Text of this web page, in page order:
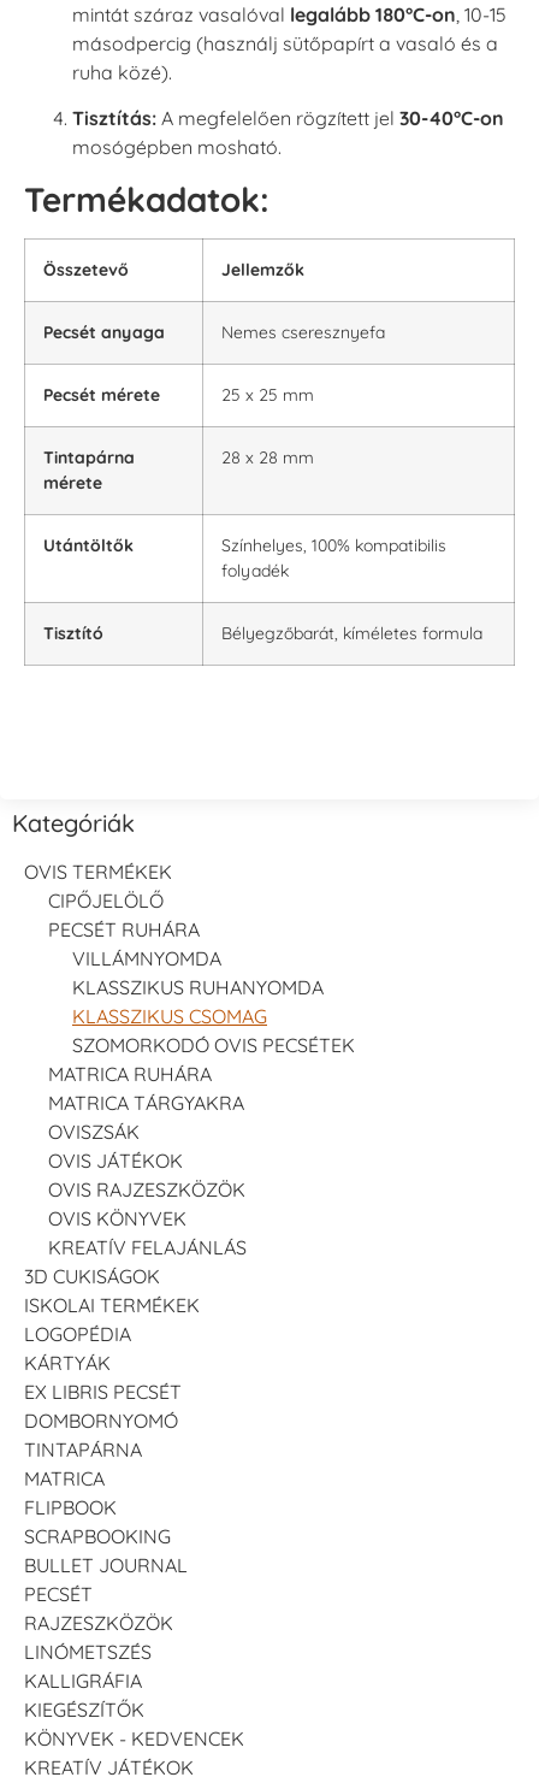
mintát száraz vasalóval legalább 180°C-on , 10-15
másodpercig (használj sütőpapírt a vasaló és a
ruha közé).
Tisztítás: A megfelelően rögzített jel 30-40°C-on
mosógépben mosható.
Termékadatok:
Összetevő Jellemzők
Pecsét anyaga Nemes cseresznyefa
Pecsét mérete 25 x 25 mm
Tintapárna
mérete
28 x 28 mm
Utántöltők
Színhelyes, 100% kompatibilis
folyadék
Tisztító Bélyegzőbarát, kíméletes formula
Kategóriák
OVIS TERMÉKEK
CIPŐJELÖLŐ
PECSÉT RUHÁRA
VILLÁMNYOMDA
KLASSZIKUS RUHANYOMDA
KLASSZIKUS CSOMAG
SZOMORKODÓ OVIS PECSÉTEK
MATRICA RUHÁRA
MATRICA TÁRGYAKRA
OVISZSÁK
OVIS JÁTÉKOK
OVIS RAJZESZKÖZÖK
OVIS KÖNYVEK
KREATÍV FELAJÁNLÁS
3D CUKISÁGOK
ISKOLAI TERMÉKEK
LOGOPÉDIA
KÁRTYÁK
EX LIBRIS PECSÉT
DOMBORNYOMÓ
TINTAPÁRNA
MATRICA
FLIPBOOK
SCRAPBOOKING
BULLET JOURNAL
PECSÉT
RAJZESZKÖZÖK
LINÓMETSZÉS
KALLIGRÁFIA
KIEGÉSZÍTŐK
KÖNYVEK - KEDVENCEK
KREATÍV JÁTÉKOK